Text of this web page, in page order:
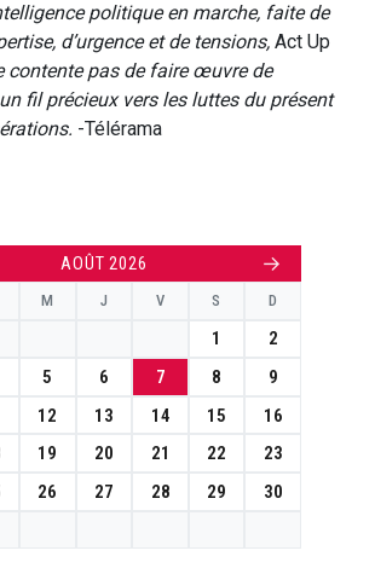
politique en marche, faite de
d’urgence et de tensions, Act Up
contente pas de faire œuvre de
fil précieux vers les luttes du présent
-Télérama
AOÛT 2026 →
M J V S D
1
2
5 6 7 8
9
12 13 14 15
16
19 20 21 22
23
26 27 28 29
30